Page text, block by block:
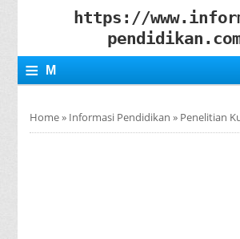
https://
≡ M
Home» Informasi Pendidikan » Penelitian